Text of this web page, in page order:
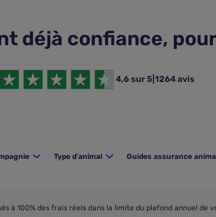
déjà confiance,
4,6 sur 5 1264 avis
Type d'animal Guides assurance
à 100% des frais réels dans la limite du plafond annuel de